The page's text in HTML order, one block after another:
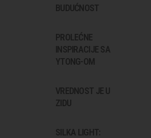
BUDUĆNOST
PROLEĆNE
INSPIRACIJE SA
YTONG-OM
VREDNOST JE U
ZIDU
SILKA LIGHT: